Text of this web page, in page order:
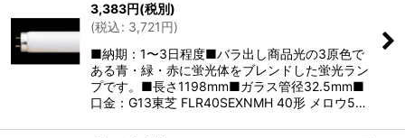
3,383円(税別)
(税込: 3,721円)
■納期：1〜3日程度■バラ出し商品光の3原色で
ある青・緑・赤に蛍光体をブレンドした蛍光ラン
プです。■長さ1198mm■ガラス管径32.5mm■
口金：G13東芝 FLR40SEXNMH 40形 メロウ5…